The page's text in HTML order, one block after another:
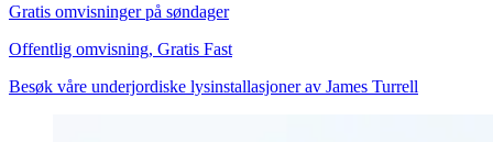
Gratis omvisninger på søndager
Offentlig omvisning, Gratis Fast
Besøk våre underjordiske lysinstallasjoner av James Turrell